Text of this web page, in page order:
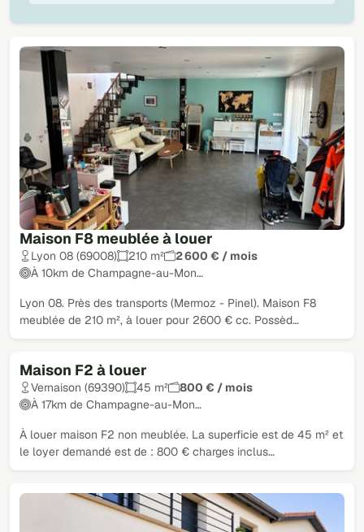
Maison F8 meublée à louer
Lyon 08 (69008) 210 m²
2 600 € / mois
À 10km de Champagne-au-Mon…
Lyon 08. Près des transports (Mermoz - Pinel). Maison F8
meublée de 210 m², à louer pour 2600 € cc. Possèd…
Maison F2 à louer
Vernaison (69390) 45 m²
800 € / mois
À 17km de Champagne-au-Mon…
À louer maison F2 non meublée. La superficie est de 45 m² et
le loyer demandé est de : 800 € charges inclus…